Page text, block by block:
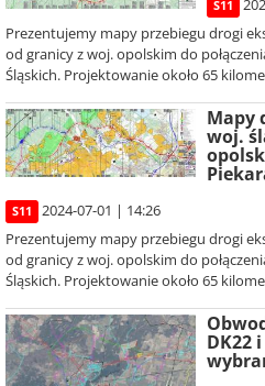
S11
Prezentujemy mapy przebiegu drogi
od granicy z woj. opolskim do
Śląskich. Projektowanie około 65
Mapy
woj.
S11
2024-07-01 | 14:26
Prezentujemy mapy przebiegu drogi
od granicy z woj. opolskim do
Śląskich. Projektowanie około 65
DK22